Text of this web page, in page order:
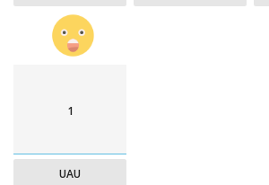
1
UAU